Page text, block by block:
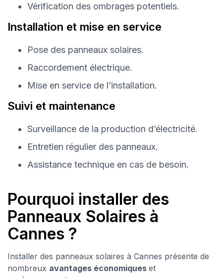
Vérification des ombrages potentiels.
Installation et mise en service
Pose des panneaux solaires.
Raccordement électrique.
Mise en service de l’installation.
Suivi et maintenance
Surveillance de la production d’électricité.
Entretien régulier des panneaux.
Assistance technique en cas de besoin.
Pourquoi installer des
Panneaux Solaires à
Cannes ?
Installer des panneaux solaires à Cannes présente de
nombreux avantages économiques et